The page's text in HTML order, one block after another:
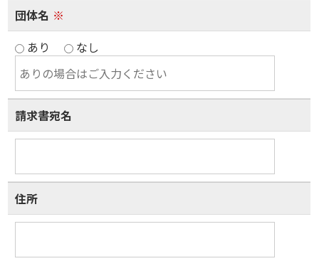
団体名 ※
あり
なし
請求書宛名
住所